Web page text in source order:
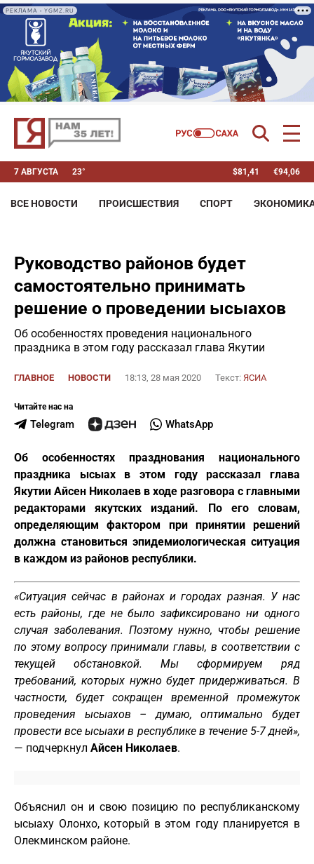
РЕКЛАМА • YGMZ.RU
7 АВГУСТА 23° $81,41 €94,06
ВСЕ НОВОСТИ ПРОИСШЕСТВИЯ СПОРТ
Руководство районов будет
самостоятельно принимать
решение о проведении ысыахов
Об особенностях проведения национального
праздника в этом году рассказал глава Якутии
ГЛАВНОЕ НОВОСТИ 18:13, 28 мая 2020 Текст: ЯСИА
Читайте нас на
Telegram WhatsApp
Об особенностях празднования национального
праздника ысыах в этом году рассказал глава
Якутии Айсен Николаев в ходе разговора с главными
редакторами якутских изданий. По его словам,
определяющим фактором при принятии решений
должна становиться эпидемиологическая ситуация
в каждом из районов республики.
«Ситуация сейчас в районах и городах разная. У нас
есть районы, где не было зафиксировано ни одного
случая заболевания. Поэтому нужно, чтобы решение
по этому вопросу принимали главы, в соответствии с
текущей обстановкой. Мы сформируем ряд
требований, которых нужно будет придерживаться. В
частности, будет сокращен временной промежуток
проведения ысыахов – думаю, оптимально будет
провести все ысыахи в республике в течение 5-7 дней»,
— подчеркнул Айсен Николаев.
Объяснил он и свою позицию по республиканскому
ысыаху Олонхо, который в этом году планируется в
Олекминском районе.